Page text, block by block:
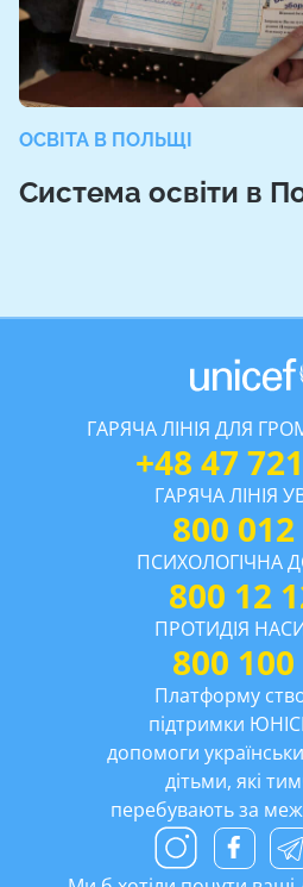
ОСВІТА В ПОЛЬЩІ
Система освіти в
ГАРЯЧА ЛІНІЯ ДЛЯ
+48 47
ГАРЯЧА ЛІНІЯ
800
ПСИХОЛОГІЧНА
800 12
ПРОТИДІЯ
800
Платформу
підтримки
допомоги
дітьми, які
перебувають за